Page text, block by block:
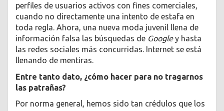
perfiles de usuarios activos con fines comerciales,
cuando no directamente una intento de estafa en
toda regla. Ahora, una nueva moda juvenil llena de
información falsa las búsquedas de Googley hasta
las redes sociales más concurridas. Internet se está
llenando de mentiras.
Entre tanto dato, ¿cómo hacer para no tragarnos
las patrañas?
Por norma general, hemos sido tan crédulos que los